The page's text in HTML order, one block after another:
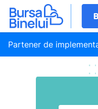
Partener de